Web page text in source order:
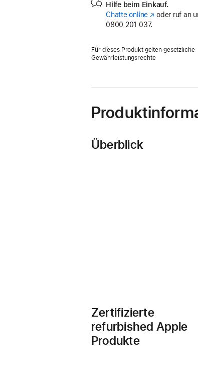
Hilfe beim Einkauf.
Chatte online (Öffnet
ein
oder ruf an
0800 201 037.
Für dieses Produkt gelten gesetzliche
Gewährleistungsrechte
Überblick
Zertifizierte
refurbished Apple
Produkte